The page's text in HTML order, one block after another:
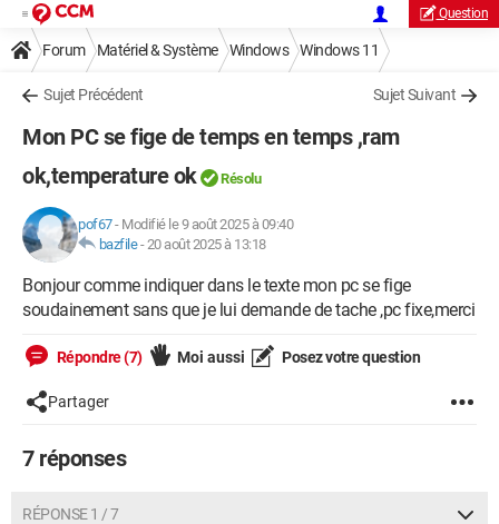
Question
Forum Matériel & Système Windows Windows 11
Sujet Précédent Sujet Suivant
Mon PC se fige de temps en temps ,ram
ok,temperature ok
Résolu
pof67- Modifié le 9 août 2025 à 09:40
bazfile-20 août 2025 à 13:18
Bonjour comme indiquer dans le texte mon pc se fige
soudainement sans que je lui demande de tache ,pc fixe,merci
Répondre (7) Moi aussi Posez votre question
Partager
7 réponses
RÉPONSE 1 / 7